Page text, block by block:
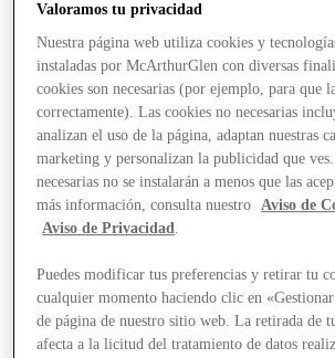
Valoramos tu privacidad
Nuestra página web utiliza cookies y
instaladas por McArthurGlen con diversas
cookies son necesarias (por ejemplo, para que
correctamente). Las cookies no necesarias
analizan el uso de la página, adaptan nuestras
marketing y personalizan la publicidad que
necesarias no se instalarán a menos que las
más información, consulta nuestro
Aviso de
Aviso de Privacidad.
Puedes modificar tus preferencias y retirar tu
cualquier momento haciendo clic en
de página de nuestro sitio web. La retirada de
afecta a la licitud del tratamiento de datos